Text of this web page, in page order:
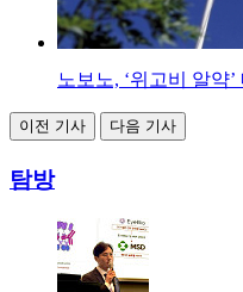
노보노, ‘위고비 알약
이전 기사 다음 기사
탐방